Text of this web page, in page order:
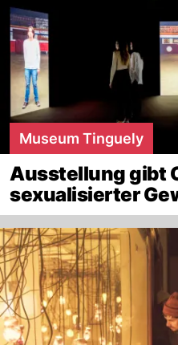
Museum Tinguely
Ausstellung gibt
sexualisierter